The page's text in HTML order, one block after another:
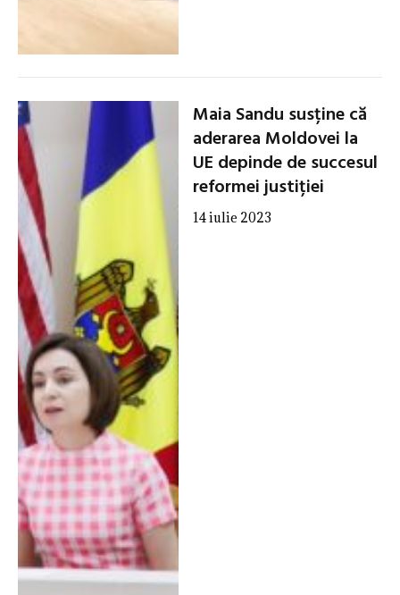
Maia Sandu susține că
aderarea Moldovei la
UE depinde de succesul
reformei justiției
14 iulie 2023